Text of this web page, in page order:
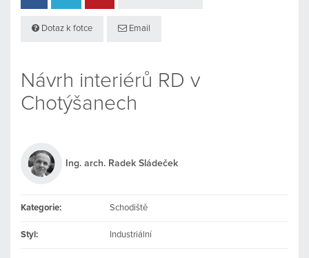
Dotaz k fotce Email
Návrh interiérů RD v
Chotýšanech
Ing. arch. Radek Sládeček
Kategorie: Schodiště
Styl: Industriální